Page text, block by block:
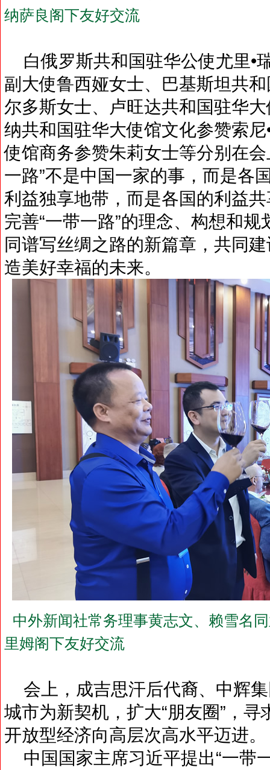
纳萨良阁下友好交流
白俄罗斯共和国驻华公使尤里•
副大使鲁西娅女士、巴基斯坦共
尔多斯女士、卢旺达共和国驻华
纳共和国驻华大使馆文化参赞索
使馆商务参赞朱莉女士等分别在
一路”不是中国一家的事，而是各
利益独享地带，而是各国的利益
完善“一带一路”的理念、构想和
同谱写丝绸之路的新篇章，共同
造美好幸福的未来。
中外新闻社常务理事黄志文、赖雪名
里姆阁下友好交流
会上，成吉思汗后代裔、中辉
城市为新契机，扩大“朋友圈”，
开放型经济向高层次高水平迈进。
中国国家主席习近平提出“一带